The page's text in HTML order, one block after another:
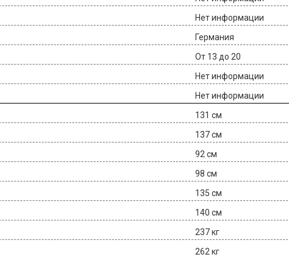
Нет информации
Германия
От 13 до 20
Нет информации
Нет информации
131 см
137 см
92 см
98 см
135 см
140 см
237 кг
262 кг